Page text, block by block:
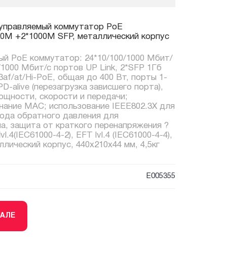
коммутатор PoE
+2*1000M SFP, металлический корпус
PoE коммутатор: 24*10/100/1000 Мбит/
Мбит/с портов UP Link, 2*SFP 1Гб
at/Hi-PoE, общая до 400 Вт, порты 1-
alive (перезагрузка зависшего порта),
скорости и передачи;
MAC; использование IEEE802.3X для
обратного давления для
защита от краткого перенапряжения ?
4-2), EFT lvl.4 (IEC61000-4-4),
корпус, 440x210x44 мм, 4,5кг
E005355